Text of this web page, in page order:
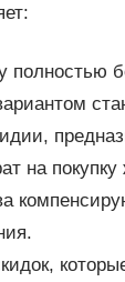
полностью
на